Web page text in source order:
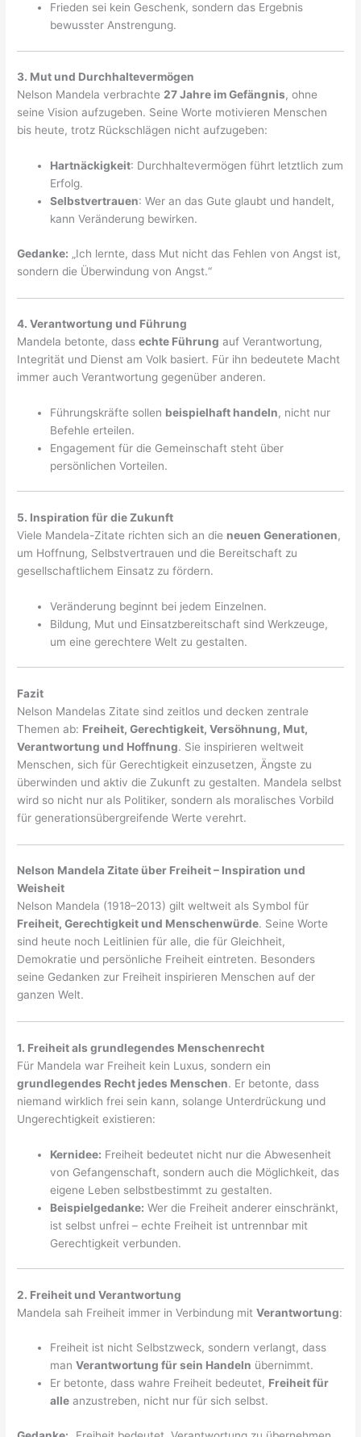
Frieden sei kein Geschenk, sondern das Ergebnis
bewusster Anstrengung.
3. Mut und Durchhaltevermögen
Nelson Mandela verbrachte27 Jahre im Gefängnis, ohne
seine Vision aufzugeben. Seine Worte motivieren Menschen
bis heute, trotz Rückschlägen nicht aufzugeben:
Hartnäckigkeit: Durchhaltevermögen führt letztlich zum
Erfolg.
Selbstvertrauen: Wer an das Gute glaubt und handelt,
kann Veränderung bewirken.
Gedanke: „Ich lernte, dass Mut nicht das Fehlen von Angst ist,
sondern die Überwindung von Angst.“
4. Verantwortung und Führung
Mandela betonte, dassechte Führung auf Verantwortung,
Integrität und Dienst am Volk basiert. Für ihn bedeutete Macht
immer auch Verantwortung gegenüber anderen.
Führungskräfte sollen beispielhaft handeln, nicht nur
Befehle erteilen.
Engagement für die Gemeinschaft steht über
persönlichen Vorteilen.
5. Inspiration für die Zukunft
Viele Mandela-Zitate richten sich an die neuen Generationen,
um Hoffnung, Selbstvertrauen und die Bereitschaft zu
gesellschaftlichem Einsatz zu fördern.
Veränderung beginnt bei jedem Einzelnen.
Bildung, Mut und Einsatzbereitschaft sind Werkzeuge,
um eine gerechtere Welt zu gestalten.
Fazit
Nelson Mandelas Zitate sind zeitlos und decken zentrale
Themen ab: Freiheit, Gerechtigkeit, Versöhnung, Mut,
Verantwortung und Hoffnung. Sie inspirieren weltweit
Menschen, sich für Gerechtigkeit einzusetzen, Ängste zu
überwinden und aktiv die Zukunft zu gestalten. Mandela selbst
wird so nicht nur als Politiker, sondern als moralisches Vorbild
für generationsübergreifende Werte verehrt.
Nelson Mandela Zitate über Freiheit – Inspiration und
Weisheit
Nelson Mandela (1918–2013) gilt weltweit als Symbol für
Freiheit, Gerechtigkeit und Menschenwürde. Seine Worte
sind heute noch Leitlinien für alle, die für Gleichheit,
Demokratie und persönliche Freiheit eintreten. Besonders
seine Gedanken zur Freiheit inspirieren Menschen auf der
ganzen Welt.
1. Freiheit als grundlegendes Menschenrecht
Für Mandela war Freiheit kein Luxus, sondern ein
grundlegendes Recht jedes Menschen. Er betonte, dass
niemand wirklich frei sein kann, solange Unterdrückung und
Ungerechtigkeit existieren:
Kernidee: Freiheit bedeutet nicht nur die Abwesenheit
von Gefangenschaft, sondern auch die Möglichkeit, das
eigene Leben selbstbestimmt zu gestalten.
Beispielgedanke: Wer die Freiheit anderer einschränkt,
ist selbst unfrei – echte Freiheit ist untrennbar mit
Gerechtigkeit verbunden.
2. Freiheit und Verantwortung
Mandela sah Freiheit immer in Verbindung mitVerantwortung:
Freiheit ist nicht Selbstzweck, sondern verlangt, dass
manVerantwortung für sein Handeln übernimmt.
Er betonte, dass wahre Freiheit bedeutet, Freiheit für
alle anzustreben, nicht nur für sich selbst.